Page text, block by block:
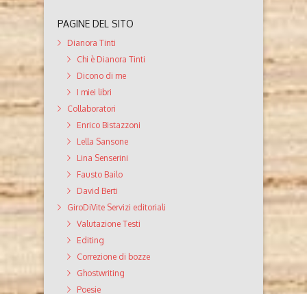
PAGINE DEL SITO
Dianora Tinti
Chi è Dianora Tinti
Dicono di me
I miei libri
Collaboratori
Enrico Bistazzoni
Lella Sansone
Lina Senserini
Fausto Bailo
David Berti
GiroDiVite Servizi editoriali
Valutazione Testi
Editing
Correzione di bozze
Ghostwriting
Poesie